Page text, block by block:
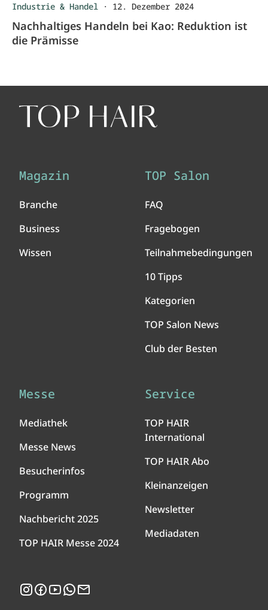
Industrie & Handel · 12. Dezember 2024
Nachhaltiges Handeln bei Kao: Reduktion ist
die Prämisse
Magazin
Branche
Business
Wissen
TOP Salon
FAQ
Fragebogen
Teilnahmebedingungen
10 Tipps
Kategorien
TOP Salon News
Club der Besten
Messe
Mediathek
Messe News
Besucherinfos
Programm
Nachbericht 2025
TOP HAIR Messe 2024
Service
TOP HAIR
International
TOP HAIR Abo
Kleinanzeigen
Newsletter
Mediadaten
Instagram
Facebook
YouTubeWhatsApp